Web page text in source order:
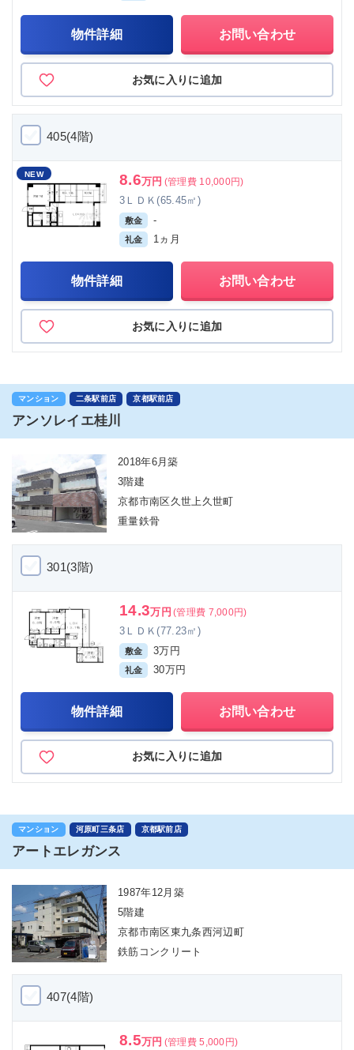
物件詳細 お問い合わせ
お気に入りに追加
405(4階)
NEW 8.6万円 (管理費 10,000円)
3ＬＤＫ(65.45㎡)
敷金 -
礼金 1ヵ月
物件詳細 お問い合わせ
お気に入りに追加
マンション 二条駅前店 京都駅前店
アンソレイエ桂川
2018年6月築
3階建
京都市南区久世上久世町
重量鉄骨
301(3階)
14.3万円 (管理費 7,000円)
3ＬＤＫ(77.23㎡)
敷金 3万円
礼金 30万円
物件詳細 お問い合わせ
お気に入りに追加
マンション 河原町三条店 京都駅前店
アートエレガンス
1987年12月築
5階建
京都市南区東九条西河辺町
鉄筋コンクリート
407(4階)
8.5万円 (管理費 5,000円)